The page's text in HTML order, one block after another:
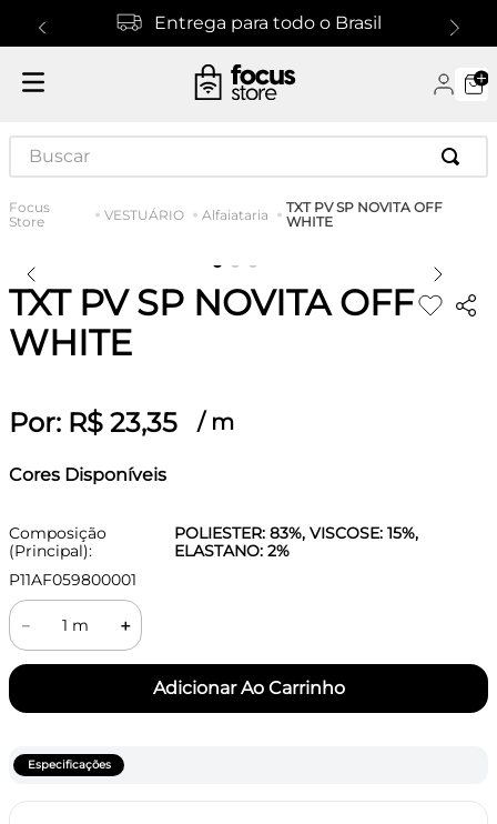
Entrega para todo o Brasil
Buscar
VESTUÁRIO Alfaiataria
TXT PV SP NOVITA OFF
WHITE
TXT PV SP NOVITA OFF
WHITE
Por: R$ 23,35 / m
Cores Disponíveis
Composição
(Principal):
POLIESTER: 83%, VISCOSE: 15%,
ELASTANO: 2%
P11AF059800001
＋
－
Especificações